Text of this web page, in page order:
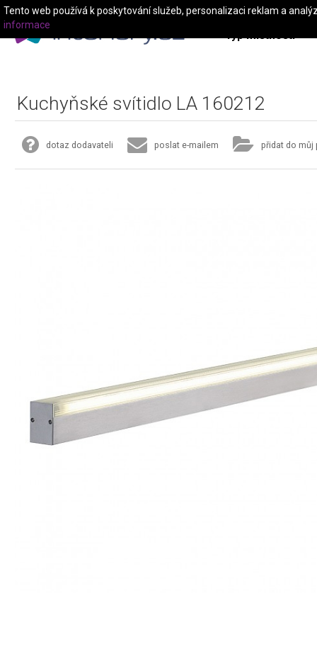
Typ místnosti
Kuchyňské svítidlo LA 160212
dotaz dodavateli poslat e-mailem přidat do můj
Tento web používá k poskytování služeb, personalizaci reklam a
informace